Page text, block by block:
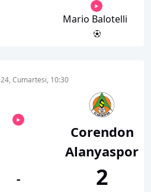
Mario Balotelli
Cumartesi, 10:30
-
Corendon
Alanyaspor
2